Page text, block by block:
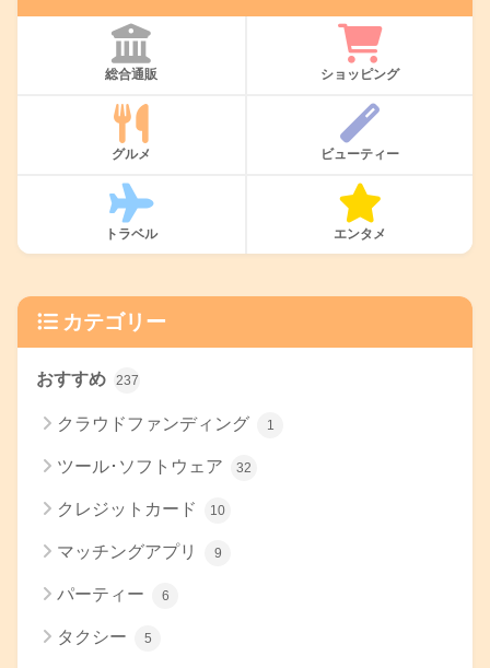
総合通販 ショッピング
グルメ ビューティー
トラベル エンタメ
カテゴリー
おすすめ 237
クラウドファンディング 1
ツール･ソフトウェア 32
クレジットカード 10
マッチングアプリ 9
パーティー 6
タクシー 5